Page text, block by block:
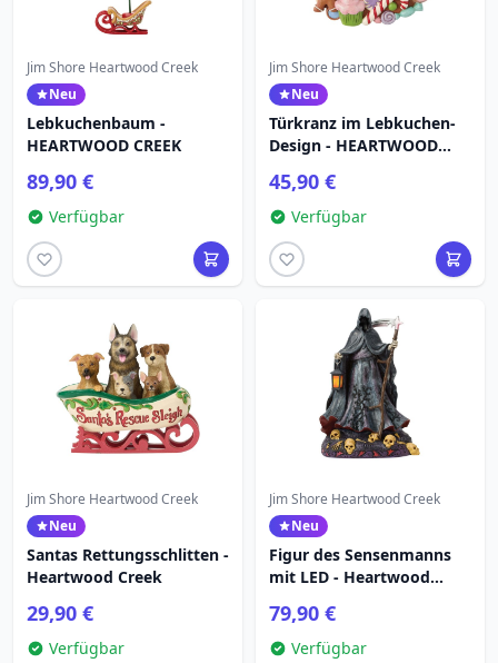
Jim Shore Heartwood Creek
Neu
Lebkuchenbaum -
HEARTWOOD CREEK
89,90 €
Verfügbar
Jim Shore Heartwood Creek
Neu
Türkranz im Lebkuchen-
Design - HEARTWOOD
45,90 €
Verfügbar
Jim Shore Heartwood Creek
Neu
Santas Rettungsschlitten -
Heartwood Creek
29,90 €
Verfügbar
Jim Shore Heartwood Creek
Neu
Figur des Sensenmanns
mit LED - Heartwood
79,90 €
Verfügbar